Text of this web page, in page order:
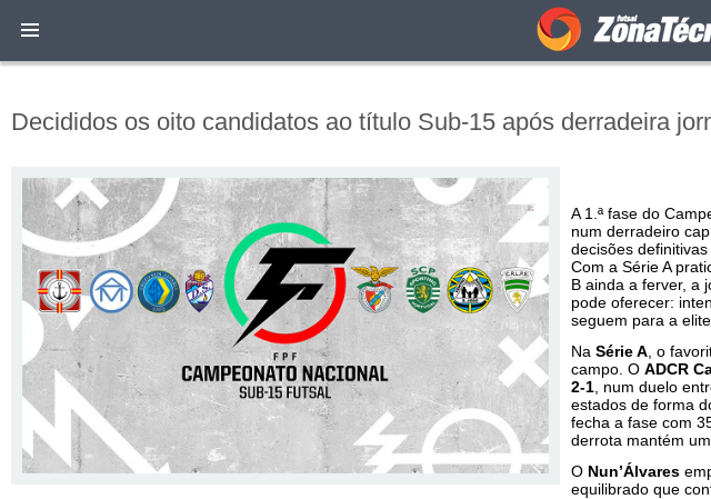
Decididos os oito candidatos ao título Sub-15 após derradeira
A 1.ª fase do
num derradeiro
decisões
Com a Série A
B ainda a ferver, a
pode oferecer:
seguem para a
Na Série A , o
campo. O ADCR
2-1 , num duelo
estados de forma
fecha a fase com
derrota mantém
O Nun’Álvares
equilibrado que